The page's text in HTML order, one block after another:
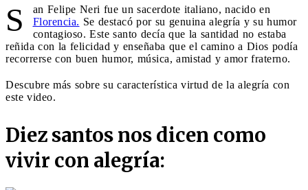
S
an Felipe Neri fue un sacerdote italiano, nacido en
Florencia. Se destacó por su genuina alegría y su humor
contagioso. Este santo decía que la santidad no estaba
reñida con la felicidad y enseñaba que el camino a Dios podía
recorrerse con buen humor, música, amistad y amor fraterno.
Descubre más sobre su característica virtud de la alegría con
este video.
Diez santos nos dicen como
vivir con alegría: